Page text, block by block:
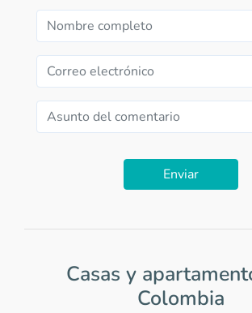
Enviar
Casas y
Colombia